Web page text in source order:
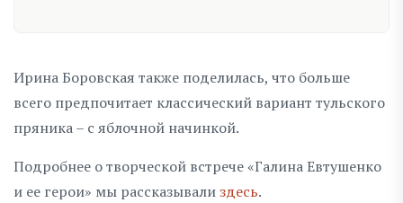
Ирина Боровская также поделилась, что больше
всего предпочитает классический вариант тульского
пряника – с яблочной начинкой.
Подробнее о творческой встрече «Галина Евтушенко
и ее герои» мы рассказывализдесь.